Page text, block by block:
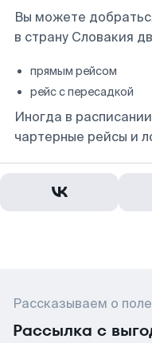
Вы можете
в страну Словакия
прямым рейсом
рейс с пересадкой
Иногда в
чартерные рейсы и
Рассказываем о
Рассылка с